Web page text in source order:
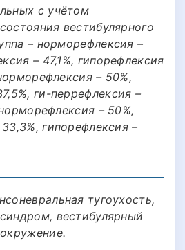
с учётом
вестибулярного
– норморефлексия –
– 47,1%, гипорефлексия
– 50%,
ги-перрефлексия –
– 50%,
гипорефлексия –
тугоухость,
вестибулярный